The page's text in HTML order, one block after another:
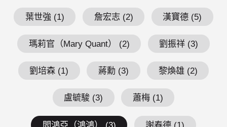
葉世強 (1) 詹宏志 (2) 漢寶德 (5)
瑪莉官（Mary Quant） (2) 劉振祥 (3)
劉培森 (1) 蔣勳 (3) 黎煥雄 (2)
盧毓駿 (3) 蕭梅 (1)
閻鴻亞（鴻鴻） (3) 謝春德 (1)